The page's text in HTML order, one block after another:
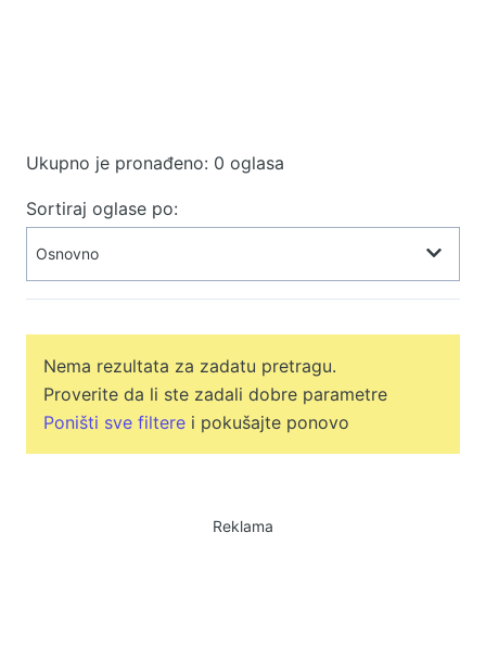
Ukupno je pronađeno: 0 oglasa
Sortiraj oglase po:
Nema rezultata za zadatu pretragu.
Proverite da li ste zadali dobre parametre
Poništi sve filtere i pokušajte ponovo
Reklama